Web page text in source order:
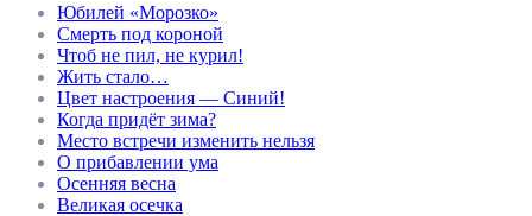
Юбилей «Морозко»
Смерть под короной
Чтоб не пил, не курил!
Жить стало…
Цвет настроения — Синий!
Когда придёт зима?
Место встречи изменить нельзя
О прибавлении ума
Осенняя весна
Великая осечка